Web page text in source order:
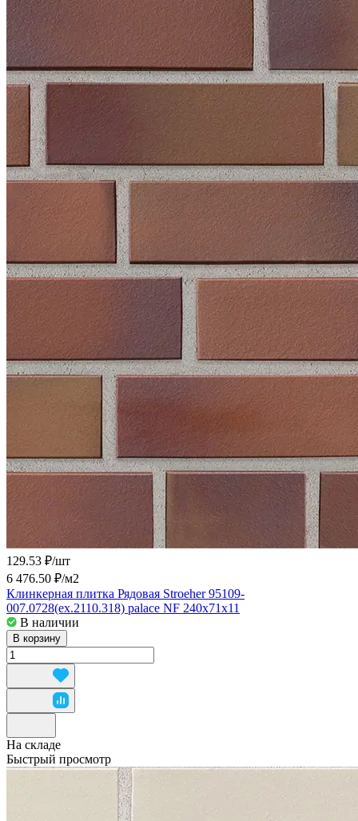
129.53 ₽/шт
6 476.50 ₽/м2
Клинкерная плитка Рядовая Stroeher 95109-
007.0728(ex.2110.318) palace NF 240x71x11
В наличии
В корзину
На складе
Быстрый просмотр